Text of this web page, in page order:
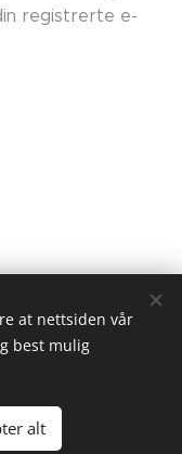
registrerte e-
at nettsiden vår
best mulig
alt